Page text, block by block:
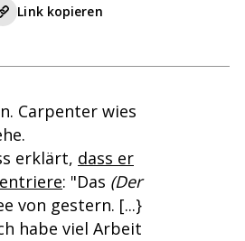
Link kopieren
Carpenter wies
erklärt, dass er
: "Das (Der
von gestern. [...}
habe viel Arbeit